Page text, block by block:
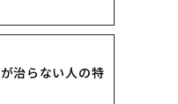
治らない人の特